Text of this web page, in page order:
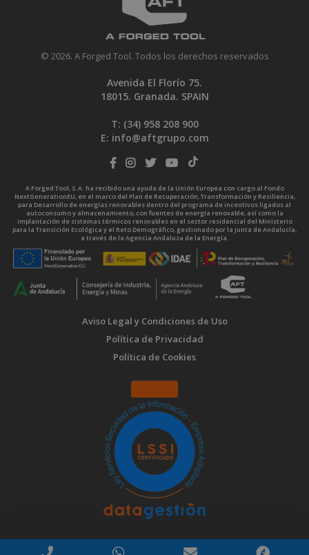
© 2026. A Forged Tool. Todos los derechos reservados
Avenida El Florío 75.
18015. Granada. SPAIN
T: (34) 958 208 900
E: info@aftgrupo.com
A Forged Tool, S.A. ha recibido una ayuda de la Unión Europea con cargo al Fondo
NextGenerationEU, en el marco del Plan de Recuperación, Transformación y Resiliencia,
para Desarrollo de energías renovables dentro del programa de incentivos ligados al
autoconsumo y almacenamiento, con fuentes de energía renovable, así como la
implantación de sistemas térmicos renovables en el sector residencial del Ministerio
para la Transición Ecológica y el Reto Demográfico, gestionado por la Junta de Andalucía,
a través de la Agencia Andaluza de la Energía.
Aviso Legal y Condiciones de Uso
Política de Privacidad
Política de Cookies